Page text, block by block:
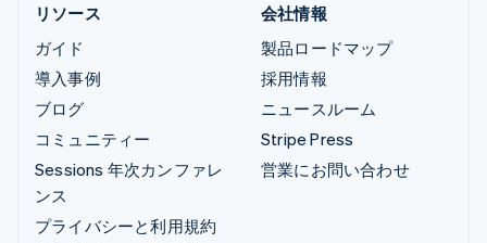
リソース
ガイド
導入事例
ブログ
コミュニティー
Sessions 年次カンファレ
ンス
プライバシーと利用規約
会社情報
製品ロードマップ
採用情報
ニュースルーム
Stripe Press
営業にお問い合わせ